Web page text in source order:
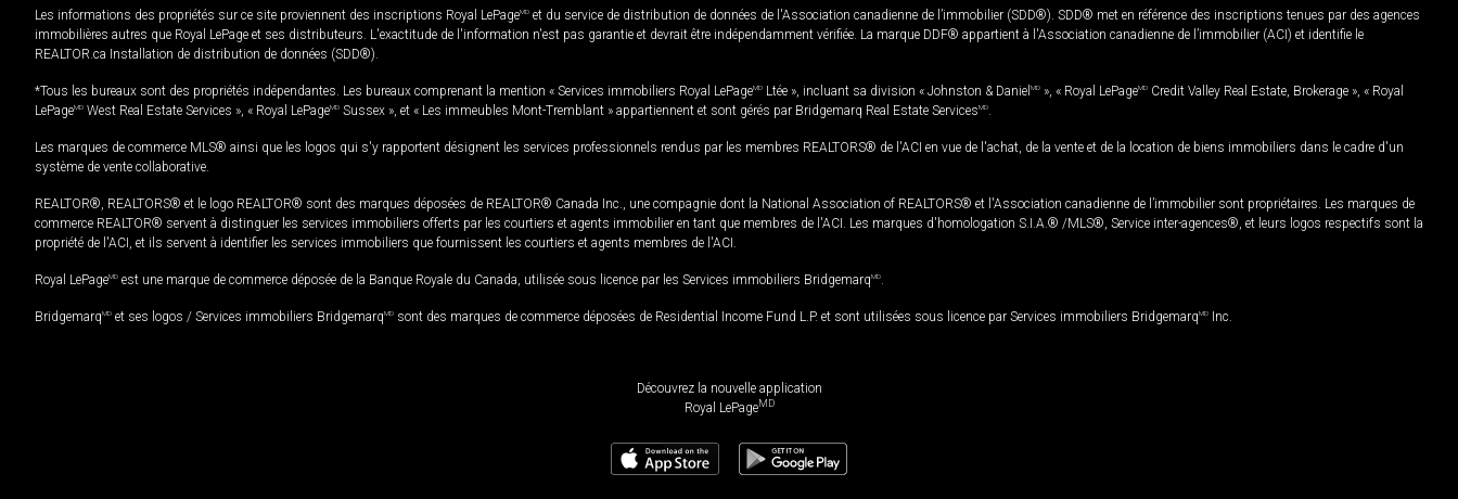
Les informations des propriétés sur ce site proviennent des inscriptions Royal LePageMD et du service de distribution de données de l'Association canadienne de l’immobilier (SDD®). SDD® met en référence des inscriptions tenues par des agences
immobilières autres que Royal LePage et ses distributeurs. L'exactitude de l'information n'est pas garantie et devrait être indépendamment vérifiée. La marque DDF® appartient à l'Association canadienne de l’immobilier (ACI) et identifie le
REALTOR.ca Installation de distribution de données (SDD®).
*Tous les bureaux sont des propriétés indépendantes. Les bureaux comprenant la mention « Services immobiliers Royal LePageMD Ltée », incluant sa division « Johnston & Daniel MD », « Royal LePageMD Credit Valley Real Estate, Brokerage », « Royal
LePageMD West Real Estate Services », « Royal LePageMD Sussex », et « Les immeubles Mont-Tremblant » appartiennent et sont gérés par Bridgemarq Real Estate ServicesMD
Les marques de commerce MLS® ainsi que les logos qui s'y rapportent désignent les services professionnels rendus par les membres REALTORS® de l'ACI en vue de l'achat, de la vente et de la location de biens immobiliers dans le cadre d'un
système de vente collaborative.
REALTOR®, REALTORS® et le logo REALTOR® sont des marques déposées de REALTOR® Canada Inc., une compagnie dont la National Association of REALTORS® et l'Association canadienne de l’immobilier sont propriétaires. Les marques de
commerce REALTOR® servent à distinguer les services immobiliers offerts par les courtiers et agents immobilier en tant que membres de l'ACI. Les marques d'homologation S.I.A.® /MLS®, Service inter-agences®, et leurs logos respectifs sont la
propriété de l'ACI, et ils servent à identifier les services immobiliers que fournissent les courtiers et agents membres de l'ACI.
Royal LePageMD est une marque de commerce déposée de la Banque Royale du Canada, utilisée sous licence par les Services immobiliers BridgemarqMD
BridgemarqMD et ses logos / Services immobiliers BridgemarqMD sont des marques de commerce déposées de Residential Income Fund L.P. et sont utilisées sous licence par Services immobiliers BridgemarqMD Inc.
Découvrez la nouvelle application
Royal LePageMD